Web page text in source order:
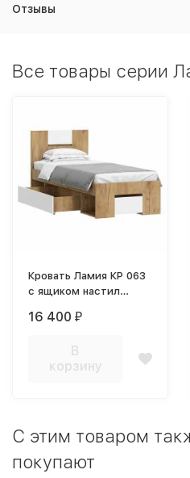
Отзывы
Все товары серии
Кровать Ламия КР 063
с ящиком настил
16 400 ₽
В
корзину
C этим товаром
покупают